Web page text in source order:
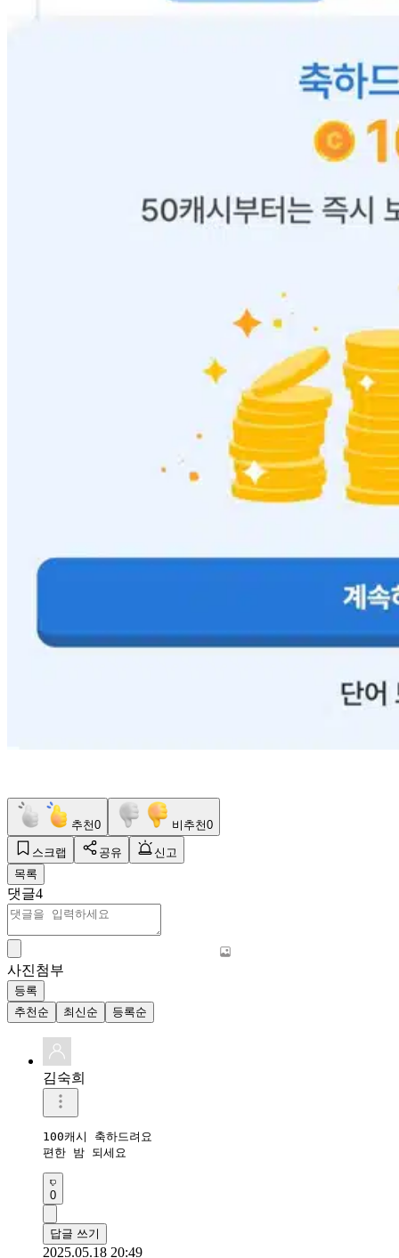
추천0 비추천0
스크랩 공유
신고
목록
댓글4
사진첨부
등록
추천순
최신순 등록순
김숙희
100캐시 축하드려요
편한 밤 되세요
0
답글 쓰기
2025.05.18 20:49